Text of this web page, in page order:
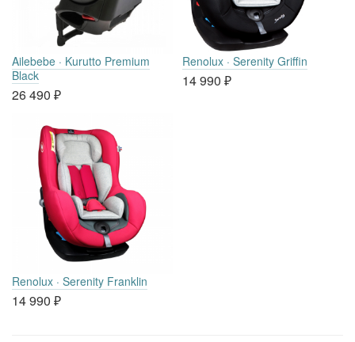
Ailebebe · Kurutto Premium
Black
26 490 ₽
Renolux · Serenity Griffin
14 990 ₽
Renolux · Serenity Franklin
14 990 ₽